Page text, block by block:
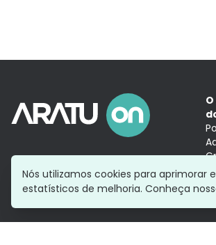
Nós utilizamos cookies para aprimorar
estatísticos de melhoria. Conheça